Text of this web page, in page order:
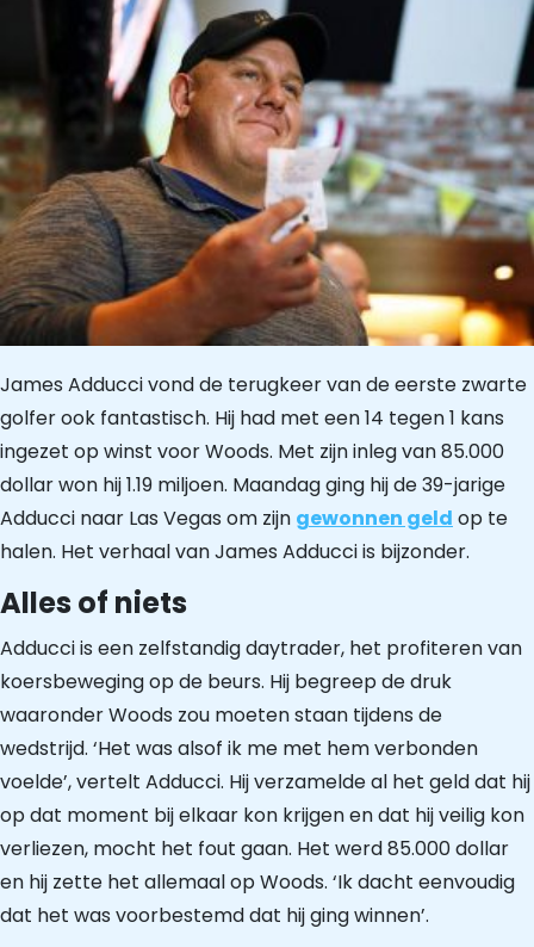
James Adducci vond de terugkeer van de eerste zwarte
golfer ook fantastisch. Hij had met een 14 tegen 1 kans
ingezet op winst voor Woods. Met zijn inleg van 85.000
dollar won hij 1.19 miljoen. Maandag ging hij de 39-jarige
Adducci naar Las Vegas om zijn gewonnen geld op te
halen. Het verhaal van James Adducci is bijzonder.
Alles of niets
Adducci is een zelfstandig daytrader, het profiteren van
koersbeweging op de beurs. Hij begreep de druk
waaronder Woods zou moeten staan tijdens de
wedstrijd. ‘Het was alsof ik me met hem verbonden
voelde’, vertelt Adducci. Hij verzamelde al het geld dat hij
op dat moment bij elkaar kon krijgen en dat hij veilig kon
verliezen, mocht het fout gaan. Het werd 85.000 dollar
en hij zette het allemaal op Woods. ‘Ik dacht eenvoudig
dat het was voorbestemd dat hij ging winnen’.